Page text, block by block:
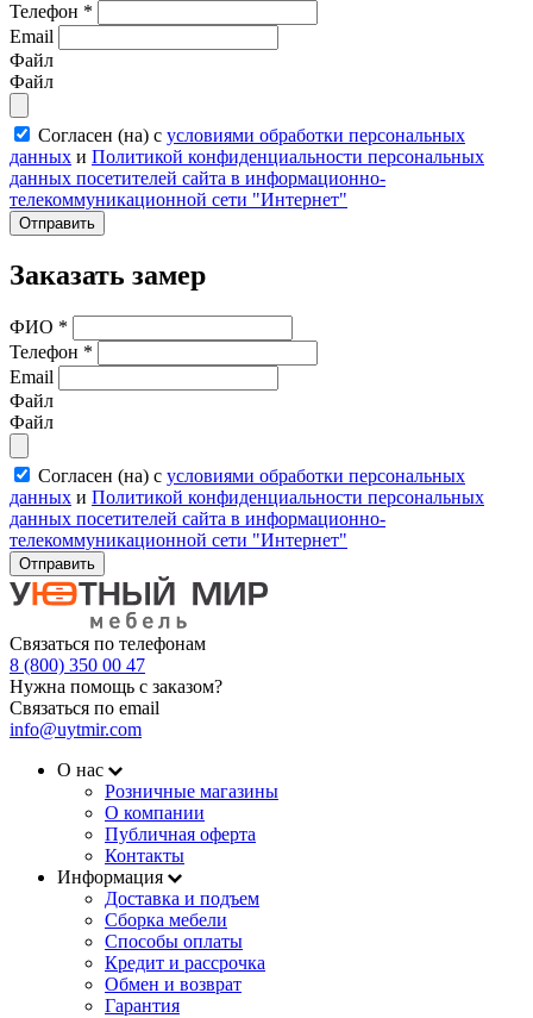
Телефон *
Email
Файл
Файл
Согласен (на) с условиями обработки персональных
данных и Политикой конфиденциальности персональных
данных посетителей сайта в информационно-
телекоммуникационной сети "Интернет"
Отправить
Заказать замер
ФИО *
Телефон *
Email
Файл
Файл
Согласен (на) с условиями обработки персональных
данных и Политикой конфиденциальности персональных
данных посетителей сайта в информационно-
телекоммуникационной сети "Интернет"
Отправить
Связаться по телефонам
8 (800) 350 00 47
Нужна помощь с заказом?
Связаться по email
info@uytmir.com
О нас
Розничные магазины
О компании
Публичная оферта
Контакты
Информация
Доставка и подъем
Сборка мебели
Способы оплаты
Кредит и рассрочка
Обмен и возврат
Гарантия